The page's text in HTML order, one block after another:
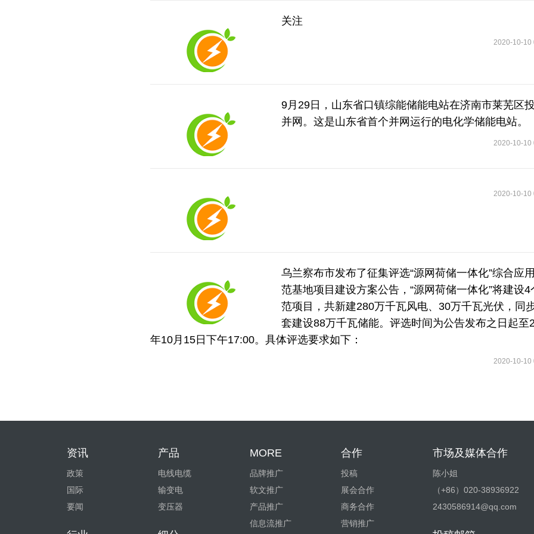
关注
2020-10-10
9月29日，山东省口镇综能储能电站在济南市莱芜区
并网。这是山东省首个并网运行的电化学储能电站。
2020-10-10
2020-10-10
乌兰察布市发布了征集评选“源网荷储一体化”综合应
范基地项目建设方案公告，“源网荷储一体化”将建设4
范项目，共新建280万千瓦风电、30万千瓦光伏，同
套建设88万千瓦储能。评选时间为公告发布之日起至
年10月15日下午17:00。具体评选要求如下：
2020-10-10
资讯
政策
国际
要闻
产品
电线电缆
输变电
变压器
MORE
品牌推广
软文推广
产品推广
信息流推广
合作
投稿
展会合作
商务合作
营销推广
市场及媒体合作
陈小姐
（+86）020-38936922
2430586914@qq.com